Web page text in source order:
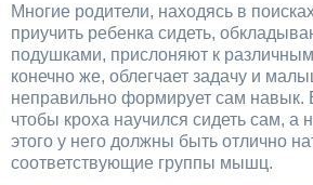
Многие родители, находясь в
приучить ребенка сидеть,
подушками, прислоняют к
конечно же, облегчает задачу и
неправильно формирует сам навык.
чтобы кроха научился сидеть сам, а
этого у него должны быть отлично
соответствующие группы мышц.